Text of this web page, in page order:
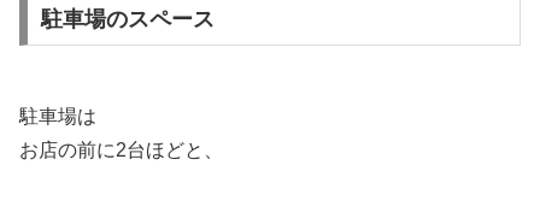
駐車場のスペース
駐車場は
お店の前に2台ほどと、